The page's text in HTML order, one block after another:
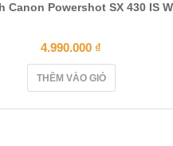
Canon Powershot SX 430 IS
4.990.000 ₫
THÊM VÀO GIỎ